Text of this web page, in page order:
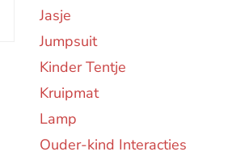
Jasje
Jumpsuit
Kinder Tentje
Kruipmat
Lamp
Ouder-kind Interacties